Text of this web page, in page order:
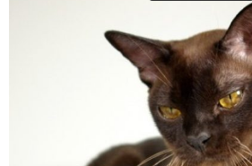
ما هى الاسباب الكامنة خلف السلوكيات القهرية عند
الكلاب […]